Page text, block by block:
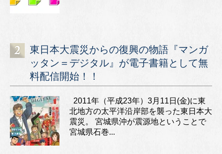
東日本大震災からの復興の物語『マンガ
ッタン＝デジタル』が電子書籍として無
料配信開始！！
2011年（平成23年）3月11日(金)に東
北地方の太平洋沿岸部を襲った東日本大
震災。 宮城県沖が震源地ということで
宮城県石巻...